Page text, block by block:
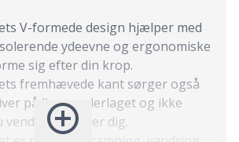
V-formede design hjælper med
ydeevne og ergonomiske
sig efter din krop.
fremhævede kant sørger også
på liggeunderlaget og ikke
vender og drejer dig.